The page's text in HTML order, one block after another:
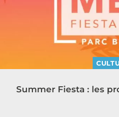
Summer Fiesta : les